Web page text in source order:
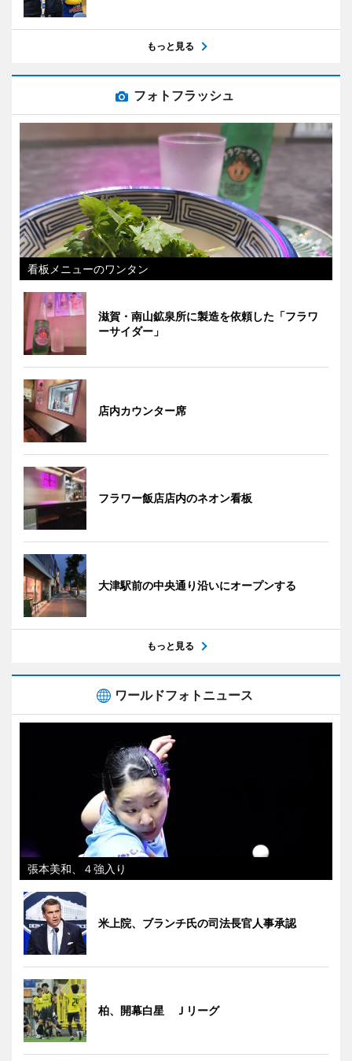
もっと見る
フォトフラッシュ
看板メニューのワンタン
滋賀・南山鉱泉所に製造を依頼した「フラワ
ーサイダー」
店内カウンター席
フラワー飯店店内のネオン看板
大津駅前の中央通り沿いにオープンする
もっと見る
ワールドフォトニュース
張本美和、４強入り
米上院、ブランチ氏の司法長官人事承認
柏、開幕白星 Ｊリーグ